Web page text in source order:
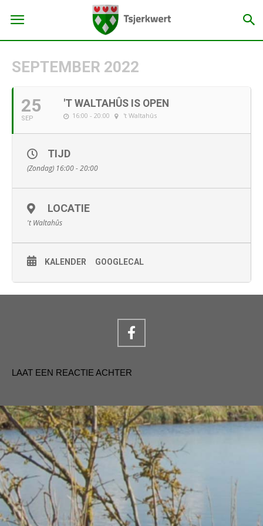
SEPTEMBER 2022
25
SEP
'T WALTAHÛS IS OPEN
16:00 - 20:00 't Waltahûs
TIJD
(Zondag) 16:00 - 20:00
LOCATIE
't Waltahûs
KALENDER GOOGLECAL
LAAT EEN REACTIE ACHTER